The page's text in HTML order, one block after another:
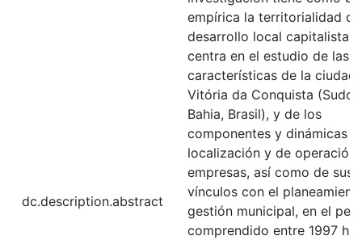
dc.description.abstract
empírica la territorialidad
desarrollo local capitalista,
centra en el estudio de las
características de la ciudad
Vitória da Conquista
Bahia, Brasil), y de los
componentes y dinámicas
localización y de operación
empresas, así como de sus
vínculos con el
gestión municipal, en el
comprendido entre 1997